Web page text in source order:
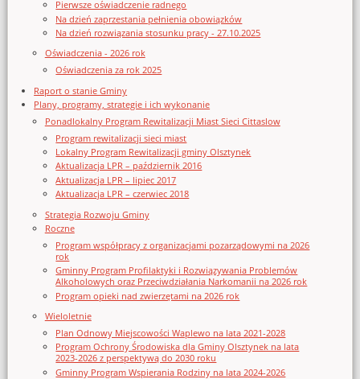
Pierwsze oświadczenie radnego
Na dzień zaprzestania pełnienia obowiązków
Na dzień rozwiązania stosunku pracy - 27.10.2025
Oświadczenia - 2026 rok
Oświadczenia za rok 2025
Raport o stanie Gminy
Plany, programy, strategie i ich wykonanie
Ponadlokalny Program Rewitalizacji Miast Sieci Cittaslow
Program rewitalizacji sieci miast
Lokalny Program Rewitalizacji gminy Olsztynek
Aktualizacja LPR – październik 2016
Aktualizacja LPR – lipiec 2017
Aktualizacja LPR – czerwiec 2018
Strategia Rozwoju Gminy
Roczne
Program współpracy z organizacjami pozarządowymi na 2026
rok
Gminny Program Profilaktyki i Rozwiązywania Problemów
Alkoholowych oraz Przeciwdziałania Narkomanii na 2026 rok
Program opieki nad zwierzętami na 2026 rok
Wieloletnie
Plan Odnowy Miejscowości Waplewo na lata 2021-2028
Program Ochrony Środowiska dla Gminy Olsztynek na lata
2023-2026 z perspektywą do 2030 roku
Gminny Program Wspierania Rodziny na lata 2024-2026